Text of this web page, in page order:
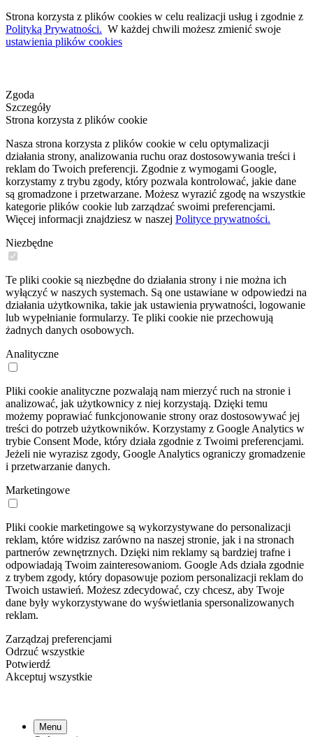
Strona korzysta z plików cookies w celu realizacji usług i zgodnie z
Polityką Prywatności. W każdej chwili możesz zmienić swoje
ustawienia plików cookies
Zgoda
Szczegóły
Strona korzysta z plików cookie
Nasza strona korzysta z plików cookie w celu optymalizacji
działania strony, analizowania ruchu oraz dostosowywania treści i
reklam do Twoich preferencji. Zgodnie z wymogami Google,
korzystamy z trybu zgody, który pozwala kontrolować, jakie dane
są gromadzone i przetwarzane. Możesz wyrazić zgodę na wszystkie
kategorie plików cookie lub zarządzać swoimi preferencjami.
Więcej informacji znajdziesz w naszej Polityce prywatności.
Niezbędne
Te pliki cookie są niezbędne do działania strony i nie można ich
wyłączyć w naszych systemach. Są one ustawiane w odpowiedzi na
działania użytkownika, takie jak ustawienia prywatności, logowanie
lub wypełnianie formularzy. Te pliki cookie nie przechowują
żadnych danych osobowych.
Analityczne
Pliki cookie analityczne pozwalają nam mierzyć ruch na stronie i
analizować, jak użytkownicy z niej korzystają. Dzięki temu
możemy poprawiać funkcjonowanie strony oraz dostosowywać jej
treści do potrzeb użytkowników. Korzystamy z Google Analytics w
trybie Consent Mode, który działa zgodnie z Twoimi preferencjami.
Jeżeli nie wyrazisz zgody, Google Analytics ograniczy gromadzenie
i przetwarzanie danych.
Marketingowe
Pliki cookie marketingowe są wykorzystywane do personalizacji
reklam, które widzisz zarówno na naszej stronie, jak i na stronach
partnerów zewnętrznych. Dzięki nim reklamy są bardziej trafne i
odpowiadają Twoim zainteresowaniom. Google Ads działa zgodnie
z trybem zgody, który dopasowuje poziom personalizacji reklam do
Twoich ustawień. Możesz zdecydować, czy chcesz, aby Twoje
dane były wykorzystywane do wyświetlania spersonalizowanych
reklam.
Zarządzaj preferencjami
Odrzuć wszystkie
Potwierdź
Akceptuj wszystkie
Menu